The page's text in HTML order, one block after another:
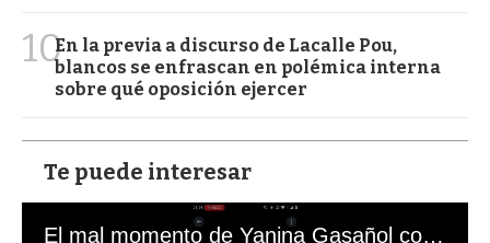
10En la previa a discurso de Lacalle Pou,
blancos se enfrascan en polémica interna
sobre qué oposición ejercer
Te puede interesar
El mal momento de Yanina Gasañol con un hincha argentino en "Subrayado"